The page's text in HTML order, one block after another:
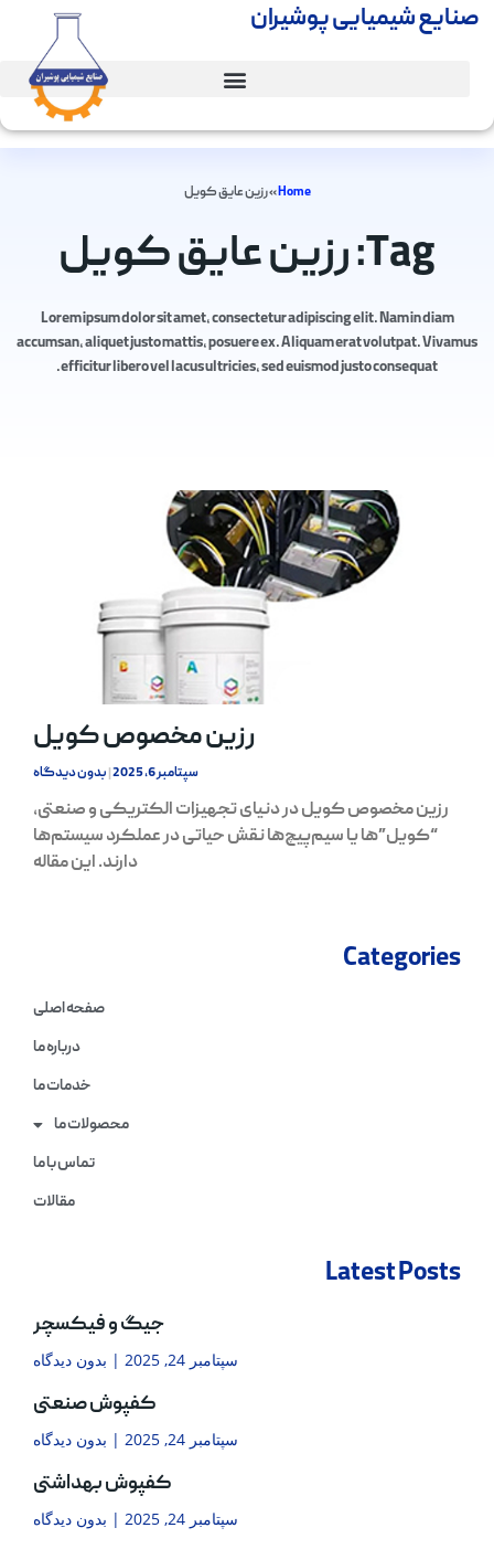
صنایع شیمیایی پوشیران
Home
»رزین عایق کویل
Tag: رزین عایق کویل
Lorem ipsum dolor sit amet, consectetur adipiscing elit. Nam in diam
accumsan, aliquet justo mattis, posuere ex. Aliquam erat volutpat. Vivamus
efficitur libero vel lacus ultricies, sed euismod justo consequat.
رزین مخصوص کویل
سپتامبر 6, 2025 بدون دیدگاه
رزین مخصوص کویل در دنیای تجهیزات الکتریکی و صنعتی،
“کویل”‌ها یا سیم‌پیچ‌ها نقش حیاتی در عملکرد سیستم‌ها
دارند. این مقاله
Categories
صفحه اصلی
درباره ما
خدمات ما
محصولات ما
تماس با ما
مقالات
Latest Posts
جیگ و فیکسچر
سپتامبر 24, 2025 بدون دیدگاه
کفپوش صنعتی
سپتامبر 24, 2025 بدون دیدگاه
کفپوش بهداشتی
سپتامبر 24, 2025 بدون دیدگاه